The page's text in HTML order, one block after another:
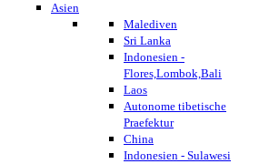
Asien
Malediven
Sri Lanka
Indonesien -
Flores,Lombok,Bali
Laos
Autonome tibetische
Praefektur
China
Indonesien - Sulawesi